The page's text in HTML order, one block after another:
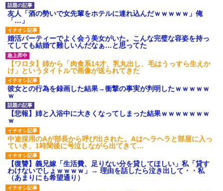
友人「酒の勢いで女先輩をホテルに連れ込んだｗｗｗｗｗ」俺
「…」
婚活パーティーでよく会う美女がいた。こんな完璧な容姿を持っ
てしても結婚て難しいんだなぁ…と思ってた
【ワロタ】姉から「肉食系14才、乳丸出し、毛はうっすら生えか
け」というタイトルで画像が送られてきた
彼女との行為を録画した結果→衝撃の事実が判明したｗｗｗｗｗ
ｗ
【悲報】姉と入浴中に大きくなってしまった結果ｗｗｗｗｗｗｗ
ｗ
中途採用のAが部長から呼び出された。Aはヘラヘラと部屋に入っ
ていき、1時間後に号泣しながら出てきて…
【復讐】義兄嫁「生活費、足りない分を貸してほしい」私「貸す
わけないでしょｗｗｗｗ」→ 理由を話したら泣き出して・・私
（あまりにも希望通り）